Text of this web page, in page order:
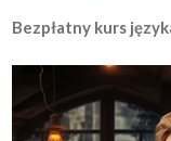
Bezpłatny kurs